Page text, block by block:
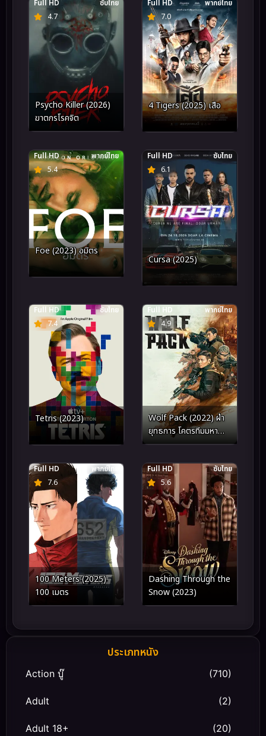
4.7
Full HD ซับไทย
Psycho Killer (2026)
ฆาตกรโรคจิต
7.0
Full HD พากย์ไทย
4 Tigers (2025) เสือ
5.4
Full HD พากย์ไทย
Foe (2023) อมิตร
6.1
Full HD ซับไทย
Cursa (2025)
7.4
Full HD ซับไทย
Tetris (2023)
4.9
Full HD พากย์ไทย
Wolf Pack (2022) ฝ่า
ยุทธการ โคตรทีมมหา
ประลัย
7.6
Full HD พากย์ไทย
100 Meters (2025)
100 เมตร
5.6
Full HD ซับไทย
Dashing Through the
Snow (2023)
ประเภทหนัง
Action บู๊ (710)
Adult (2)
Adult 18+ (20)